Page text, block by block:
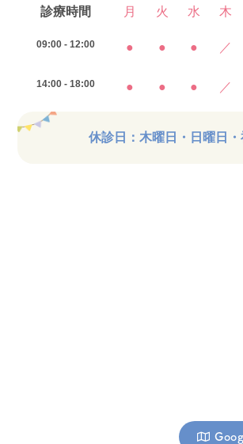
診療時間 月 火 水 木
09:00 - 12:00 ● ● ● ／
14:00 - 18:00 ● ● ● ／
休診日：木曜日・日曜日・